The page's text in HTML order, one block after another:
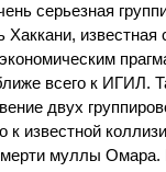
серьезная
Хаккани, известная
всего к ИГИЛ.
двух
к известной
муллы Омара.